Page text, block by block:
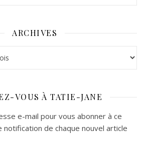
ARCHIVES
VOUS À TATIE-JANE
e-mail pour vous abonner à ce
de chaque nouvel article